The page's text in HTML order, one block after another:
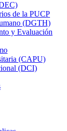
de la PUCP
(DGTH)
y Evaluación
(CAPU)
(DCI)